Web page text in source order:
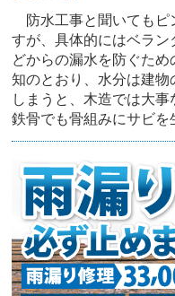
防水工事と聞いてもピ
すが、具体的にはベラ
どからの漏水を防ぐた
知のとおり、水分は建
しまうと、木造では大事
鉄骨でも骨組みにサビ